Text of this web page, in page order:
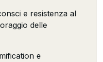
e resistenza al
delle
e